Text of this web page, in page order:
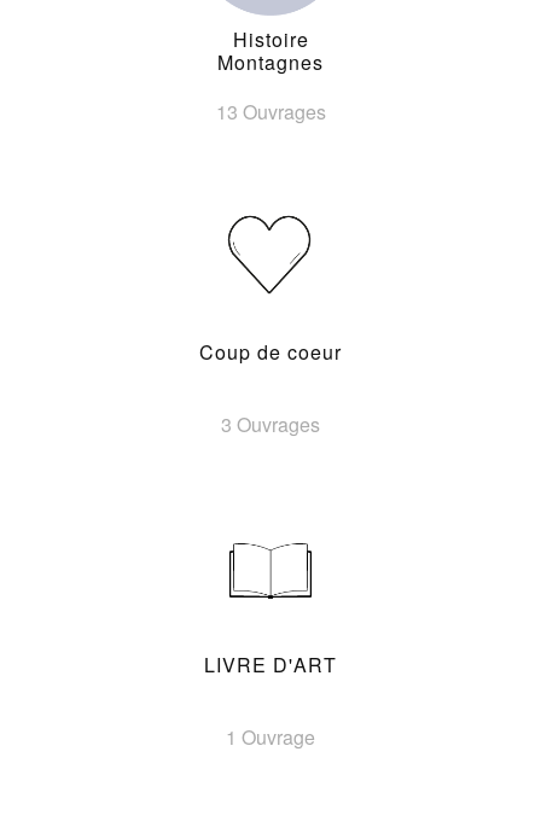
Histoire
Montagnes
13 Ouvrages
Coup de coeur
3 Ouvrages
LIVRE D'ART
1 Ouvrage